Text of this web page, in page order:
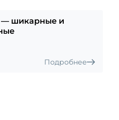
и немногословность
Таким образом,
открывается
дополняются
букета. К концу дня
базовых аккордов:
кедра
— шикарные и
Подробнее